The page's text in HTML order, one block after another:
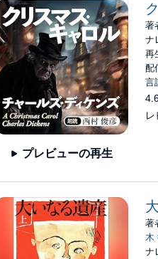
プレビューの再生
著
ナ
再
配
言
レ
著
木
ナ